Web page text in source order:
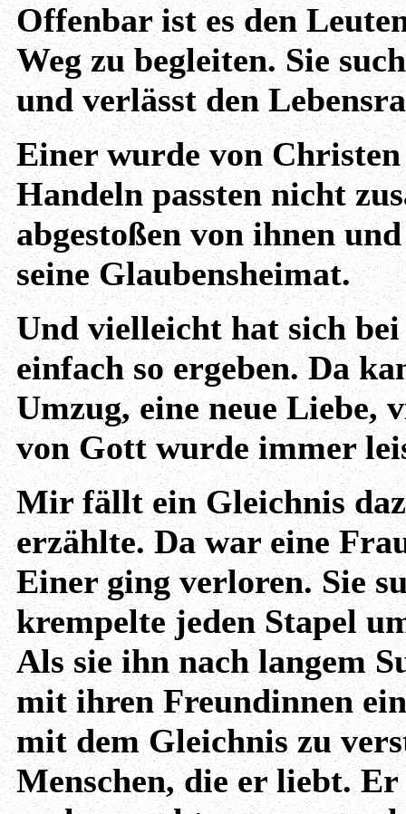
Offenbar ist es den
Weg zu begleiten. Sie
und verlässt den
Einer wurde von
Handeln passten nicht
abgestoßen von ihnen
seine Glaubensheimat.
Und vielleicht hat sich
einfach so ergeben. Da
Umzug, eine neue Liebe,
von Gott wurde immer
Mir fällt ein Gleichnis
erzählte. Da war eine
Einer ging verloren. Sie
krempelte jeden Stapel
Als sie ihn nach langem
mit ihren Freundinnen
mit dem Gleichnis zu
Menschen, die er liebt.